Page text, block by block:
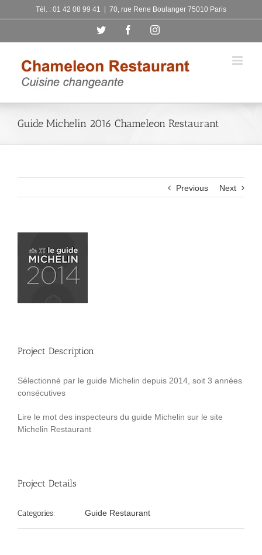
to
Tél. : 01 42 08 99 41 70, rue Rene Boulanger 75010 Paris
Twitter FacebookInstagram
Guide Michelin 2016 Chameleon Restaurant
Previous Next
Project Description
Sélectionné par le guide Michelin depuis 2014, soit 3 années
consécutives
Lire le mot des inspecteurs du guide Michelin sur le site
Michelin Restaurant
Project Details
Categories: Guide Restaurant